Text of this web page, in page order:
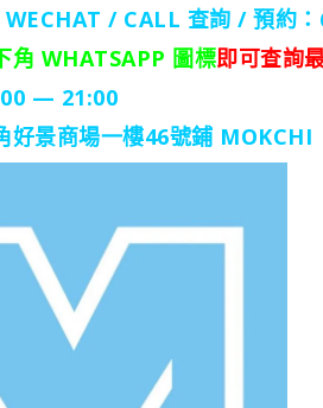
/ CALL 查詢 / 預約
角 WHATSAPP 圖標即可查詢
— 21:00
好景商場一樓46號鋪 MOKCHI